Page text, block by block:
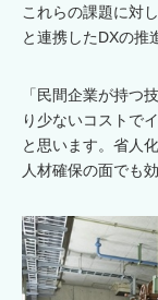
これらの課題に対
と連携したDXの推
「民間企業が持つ
り少ないコストで
と思います。省人
人材確保の面でも